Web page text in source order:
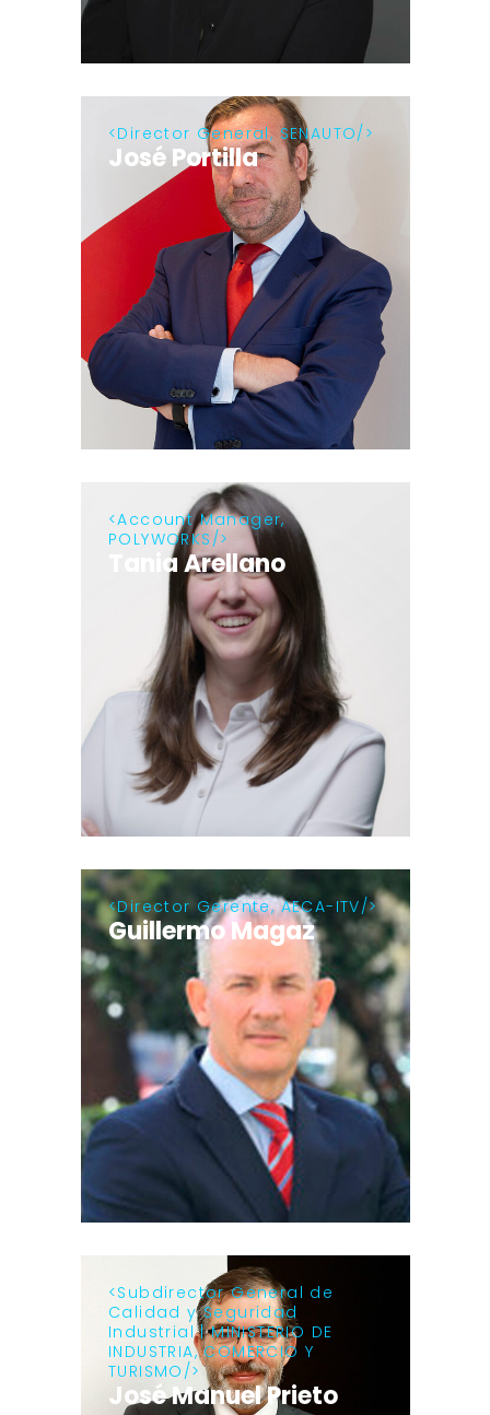
Director General, SENAUTO
José Portilla
Account Manager,
POLYWORKS
Tania Arellano
Director Gerente, AECA-ITV
Guillermo Magaz
Subdirector General de
Calidad y Seguridad
Industrial | MINISTERIO DE
INDUSTRIA, COMERCIO Y
TURISMO
José Manuel Prieto